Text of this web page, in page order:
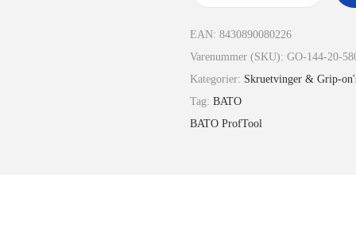
EAN: 8430890080226
Varenummer (SKU): GO-144-20-
Kategorier: Skruetvinger & Grip-
Tag: BATO
BATO ProfTool